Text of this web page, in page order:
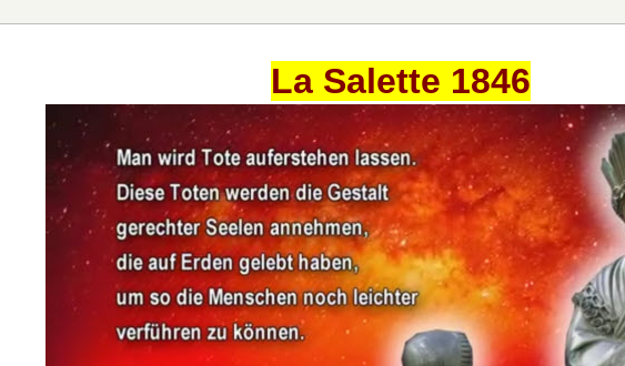
La Salette 1846